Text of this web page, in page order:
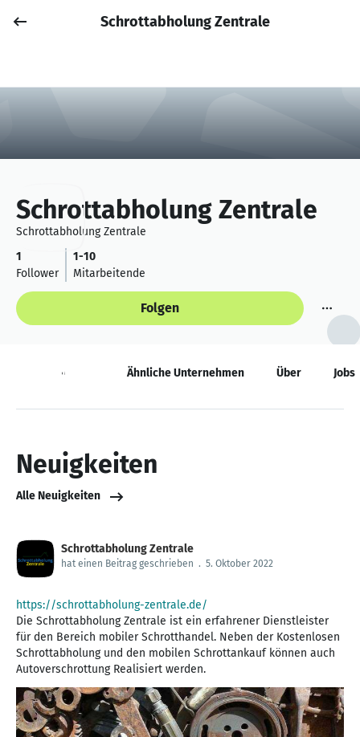
Anmelden
Schrottabholung Zentrale
Schrottabholung Zentrale
Schrottabholung Zentrale
1
Follower
1-10
Mitarbeitende
Folgen
Neuigkeiten Ähnliche Unternehmen Über Jobs
Neuigkeiten
Alle Neuigkeiten
Schrottabholung Zentrale
hat einen Beitrag geschrieben . 5. Oktober 2022
https://schrottabholung-zentrale.de/
Die Schrottabholung Zentrale ist ein erfahrener Dienstleister
für den Bereich mobiler Schrotthandel. Neben der Kostenlosen
Schrottabholung und den mobilen Schrottankauf können auch
Autoverschrottung Realisiert werden.